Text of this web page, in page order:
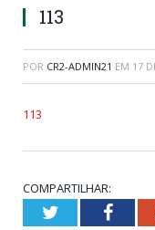
113
POR CR2-ADMIN21 EM 17
113
COMPARTILHAR:
Twitter